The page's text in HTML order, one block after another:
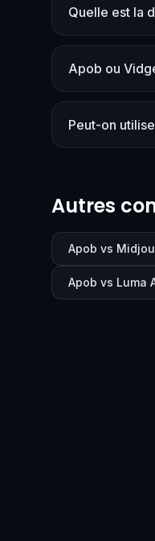
Quelle est la
Apob ou
Peut-on
Autres
Apob vs
Apob vs Luma